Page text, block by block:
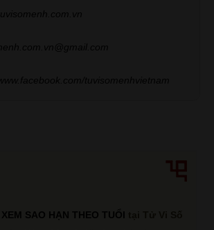
tuvisomenhvietnam
XEM SAO HẠN THEO TUỔI